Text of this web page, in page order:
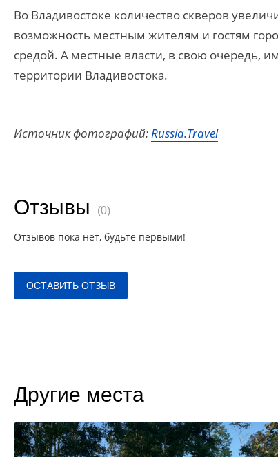
Во Владивостоке количество скверов
возможность местным жителям и гостям
средой. А местные власти, в свою очередь,
территории Владивостока.
Источник фотографий:Russia.Travel
Отзывы (0)
Отзывов пока нет, будьте первыми!
ОСТАВИТЬ ОТЗЫВ
Другие места